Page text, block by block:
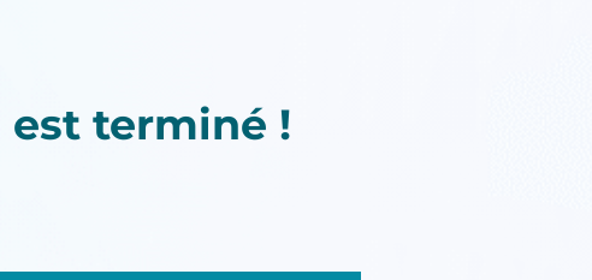
est terminé !